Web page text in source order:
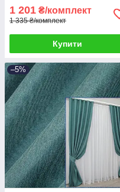
1 201 ₴/комплект
1 335 ₴/комплект
Купити
–5%